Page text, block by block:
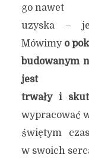
go nawet
uzyska –
Mówimy o
budowanym
jest
trwały i
wypracować
świętym
w swoich